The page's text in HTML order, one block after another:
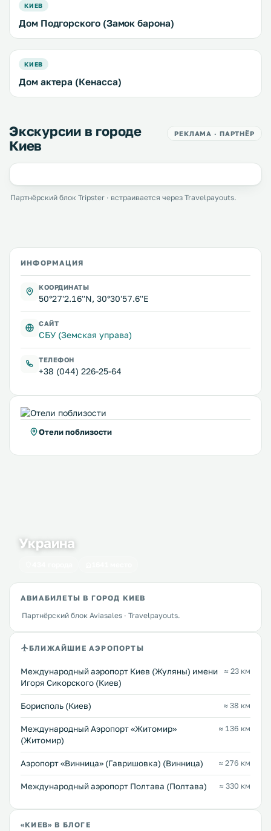
КИЕВ
Дом Подгорского (Замок барона)
КИЕВ
Дом актера (Кенасса)
Экскурсии в городе
Киев
РЕКЛАМА · ПАРТНЁР
Партнёрский блок Tripster · встраивается через Travelpayouts.
ИНФОРМАЦИЯ
КООРДИНАТЫ
50°27'2.16''N, 30°30'57.6''E
САЙТ
СБУ (Земская управа)
ТЕЛЕФОН
+38 (044) 226-25-64
Отели поблизости
Украина
АВИАБИЛЕТЫ В ГОРОД КИЕВ
Партнёрский блок Aviasales · Travelpayouts.
БЛИЖАЙШИЕ АЭРОПОРТЫ
Международный аэропорт Киев (Жуляны) имени
Игоря Сикорского (Киев)
≈ 23 км
Борисполь (Киев) ≈ 38 км
Международный Аэропорт «Житомир»
(Житомир)
≈ 136 км
Аэропорт «Винница» (Гавришовка) (Винница) ≈ 276 км
Международный аэропорт Полтава (Полтава) ≈ 330 км
«КИЕВ» В БЛОГЕ